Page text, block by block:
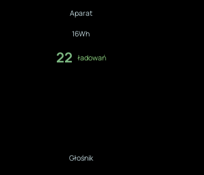
Aparat
16Wh
22 ładowań
Głośnik